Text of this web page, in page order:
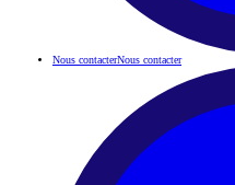
Nous contacterNous contacter